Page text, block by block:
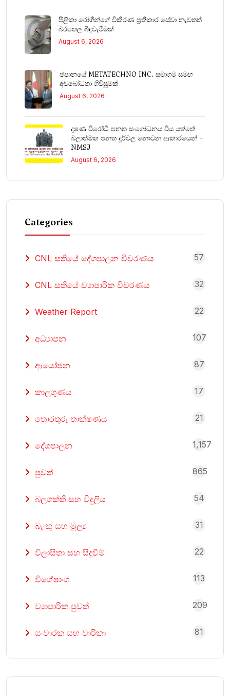
පිළිකා රෝගීන්ගේ විකිරණ ප්‍රතිකාර සේවා නැවතත්
බරපතල බිඳවැටීමක්
August 6, 2026
ජපානයේ METATECHNO INC. සමාගම සමඟ
අවබෝධතා ගිවිසුමක්
August 6, 2026
දූෂණ විරෝධී පනත සංශෝධනය විය යුත්තේ
බලාත්මක පනත දුර්වල නොවන ආකාරයෙන් –
NMSJ
August 6, 2026
Categories
CNL සතියේ දේශපාලන විවරණය 57
CNL සතියේ ව්‍යාපාරික විවරණය 32
Weather Report 22
අධ්‍යාපන 107
ආයෝජන 87
කාලගුණය 17
තොරතුරු තාක්ෂණය 21
දේශපාලන 1,157
පුවත් 865
බලශක්ති සහ විදුලිය 54
බැංකු සහ මූල්‍ය 31
විලාසිතා සහ සිදුවීම් 22
විශේෂාංග 113
ව්‍යාපාරික පුවත් 209
සංචාරක සහ චාරිකා 81